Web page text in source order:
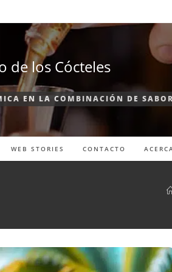
de los Cócteles
EN LA COMBINACIÓN DE
WEB STORIES CONTACTO